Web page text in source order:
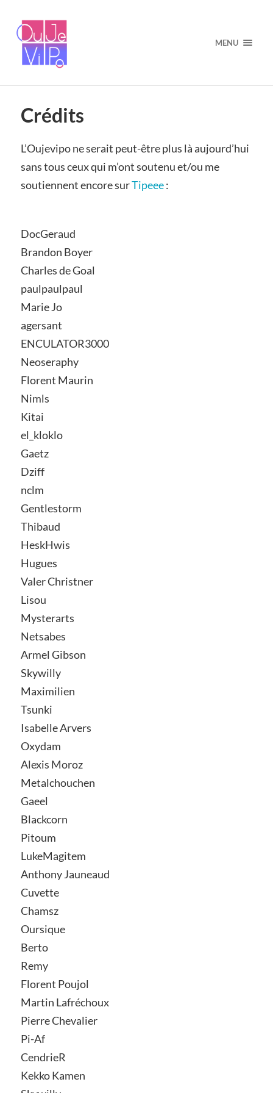
MENU
Crédits
L’Oujevipo ne serait peut-être plus là aujourd’hui
sans tous ceux qui m’ont soutenu et/ou me
soutiennent encore surTipeee:
DocGeraud
Brandon Boyer
Charles de Goal
paulpaulpaul
Marie Jo
agersant
ENCULATOR3000
Neoseraphy
Florent Maurin
Nimls
Kitai
el_kloklo
Gaetz
Dziff
nclm
Gentlestorm
Thibaud
HeskHwis
Hugues
Valer Christner
Lisou
Mysterarts
Netsabes
Armel Gibson
Skywilly
Maximilien
Tsunki
Isabelle Arvers
Oxydam
Alexis Moroz
Metalchouchen
Gaeel
Blackcorn
Pitoum
LukeMagitem
Anthony Jauneaud
Cuvette
Chamsz
Oursique
Berto
Remy
Florent Poujol
Martin Lafréchoux
Pierre Chevalier
Pi-Af
CendrieR
Kekko Kamen